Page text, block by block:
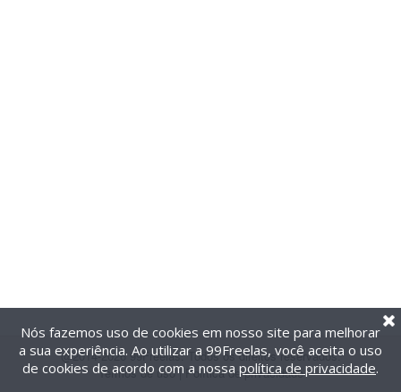
@2014-2026 99Freelas. Todos os direitos reservados.
Termos de uso| Política de privacidade
Nós fazemos uso de cookies em nosso site para melhorar
a sua experiência. Ao utilizar a 99Freelas, você aceita o uso
de cookies de acordo com a nossa política de privacidade.